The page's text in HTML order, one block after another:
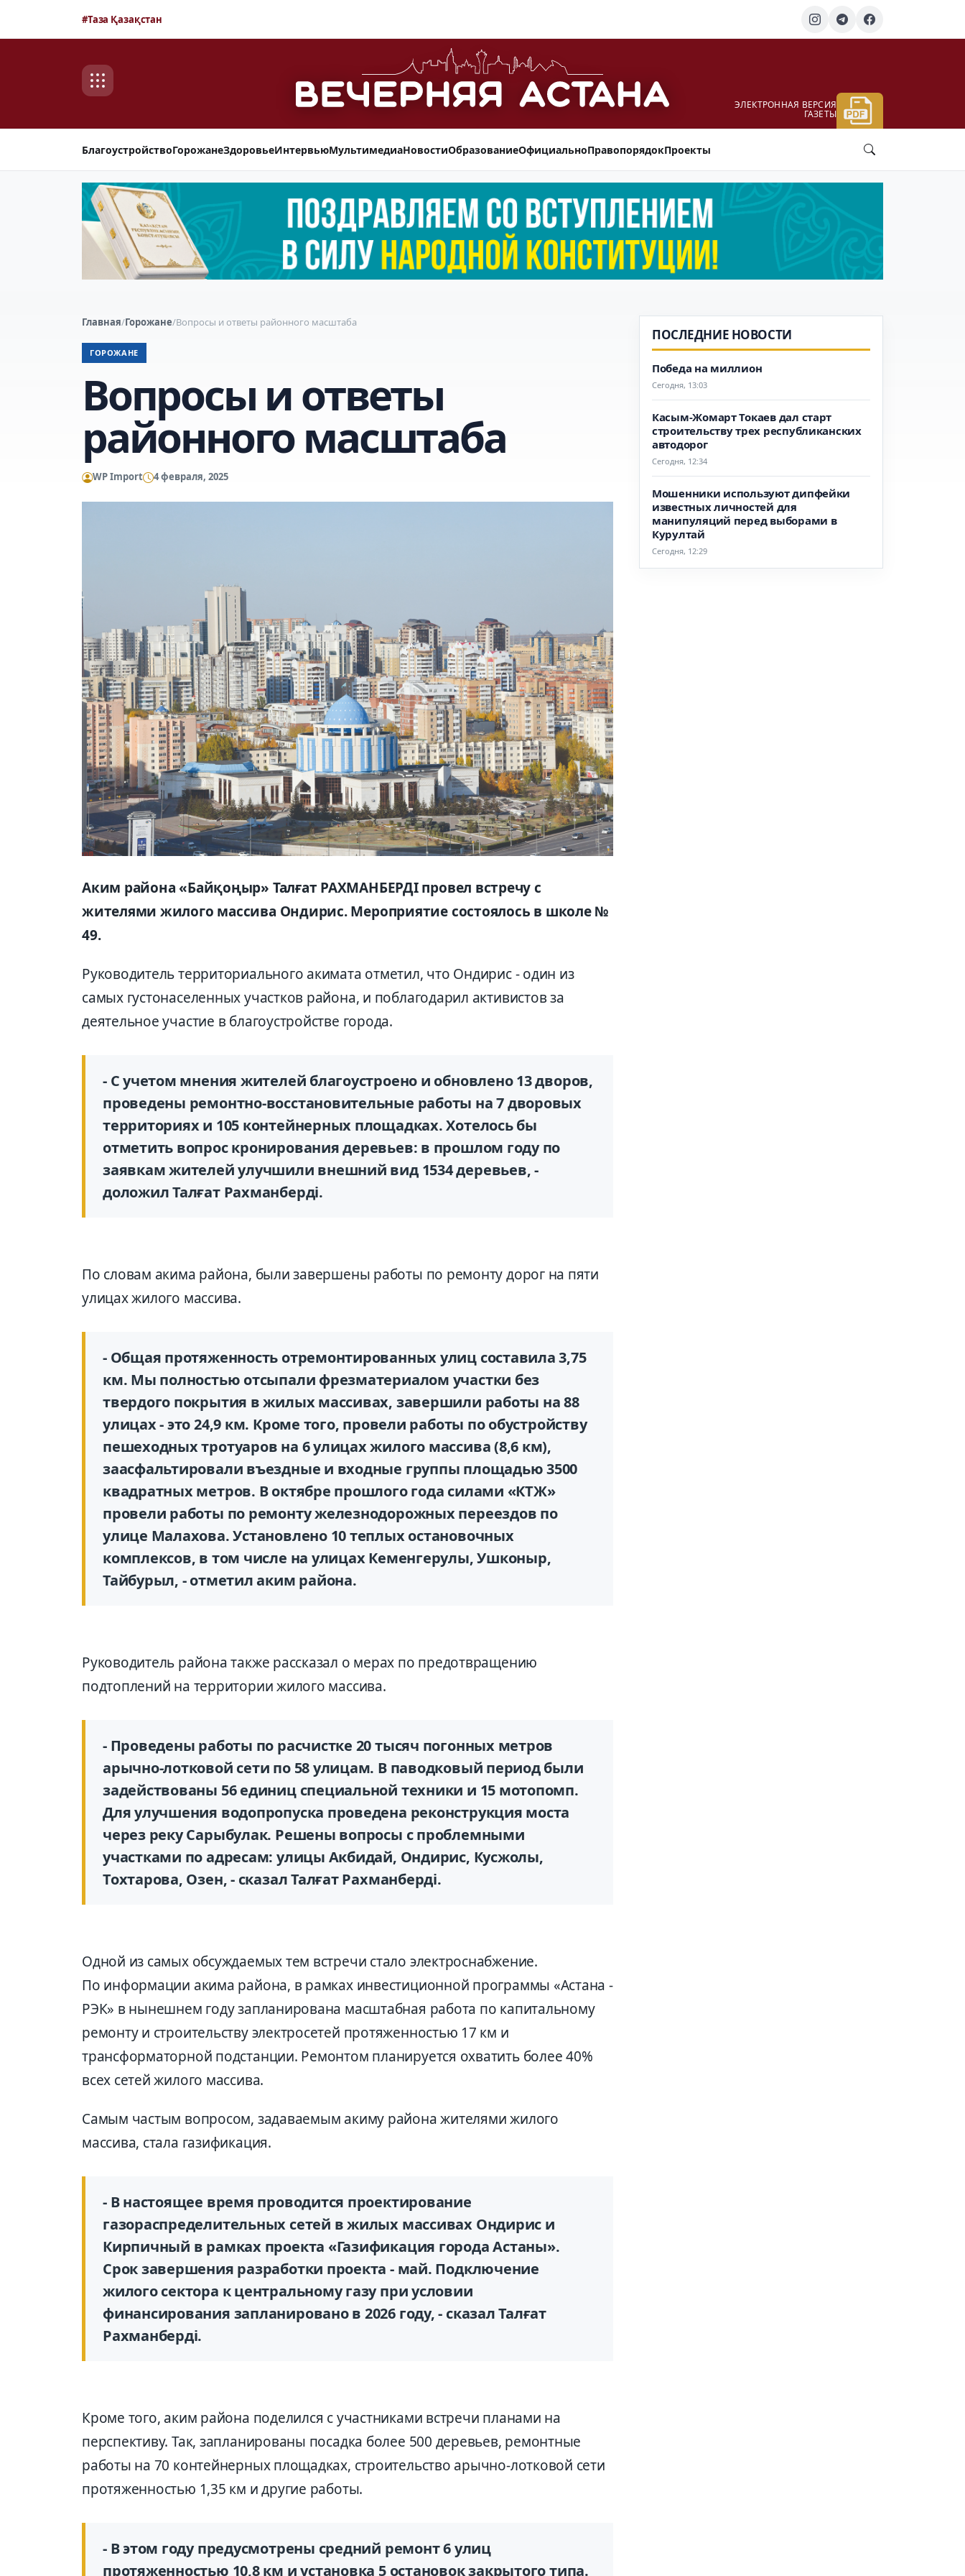
#Таза Қазақстан
ЭЛЕКТРОННАЯ ВЕРСИЯ
ГАЗЕТЫ
БлагоустройствоГорожанеЗдоровьеИнтервьюМультимедиаНовостиОбразованиеОфициальноПравопорядокПроекты
Главная/Горожане/Вопросы и ответы районного масштаба
ГОРОЖАНЕ
Вопросы и ответы
районного масштаба
WP Import 4 февраля, 2025
Аким района «Байқоңыр» Талғат РАХМАНБЕРДІ провел встречу с
жителями жилого массива Ондирис. Мероприятие состоялось в школе №
49.
Руководитель территориального акимата отметил, что Ондирис - один из
самых густонаселенных участков района, и поблагодарил активистов за
деятельное участие в благоустройстве города.
- С учетом мнения жителей благоустроено и обновлено 13 дворов,
проведены ремонтно-восстановительные работы на 7 дворовых
территориях и 105 контейнерных площадках. Хотелось бы
отметить вопрос кронирования деревьев: в прошлом году по
заявкам жителей улучшили внешний вид 1534 деревьев, -
доложил Талғат Рахманберді.
По словам акима района, были завершены работы по ремонту дорог на пяти
улицах жилого массива.
- Общая протяженность отремонтированных улиц составила 3,75
км. Мы полностью отсыпали фрезматериалом участки без
твердого покрытия в жилых массивах, завершили работы на 88
улицах - это 24,9 км. Кроме того, провели работы по обустройству
пешеходных тротуаров на 6 улицах жилого массива (8,6 км),
заасфальтировали въездные и входные группы площадью 3500
квадратных метров. В октябре прошлого года силами «КТЖ»
провели работы по ремонту железнодорожных переездов по
улице Малахова. Установлено 10 теплых остановочных
комплексов, в том числе на улицах Кеменгерулы, Ушконыр,
Тайбурыл, - отметил аким района.
Руководитель района также рассказал о мерах по предотвращению
подтоплений на территории жилого массива.
- Проведены работы по расчистке 20 тысяч погонных метров
арычно-лотковой сети по 58 улицам. В паводковый период были
задействованы 56 единиц специальной техники и 15 мотопомп.
Для улучшения водопропуска проведена реконструкция моста
через реку Сарыбулак. Решены вопросы с проблемными
участками по адресам: улицы Акбидай, Ондирис, Кусжолы,
Тохтарова, Озен, - сказал Талғат Рахманберді.
Одной из самых обсуждаемых тем встречи стало электроснабжение.
По информации акима района, в рамках инвестиционной программы «Астана -
РЭК» в нынешнем году запланирована масштабная работа по капитальному
ремонту и строительству электросетей протяженностью 17 км и
трансформаторной подстанции. Ремонтом планируется охватить более 40%
всех сетей жилого массива.
Самым частым вопросом, задаваемым акиму района жителями жилого
массива, стала газификация.
- В настоящее время проводится проектирование
газораспределительных сетей в жилых массивах Ондирис и
Кирпичный в рамках проекта «Газификация города Астаны».
Срок завершения разработки проекта - май. Подключение
жилого сектора к центральному газу при условии
финансирования запланировано в 2026 году, - сказал Талғат
Рахманберді.
Кроме того, аким района поделился с участниками встречи планами на
перспективу. Так, запланированы посадка более 500 деревьев, ремонтные
работы на 70 контейнерных площадках, строительство арычно-лотковой сети
протяженностью 1,35 км и другие работы.
- В этом году предусмотрены средний ремонт 6 улиц
протяженностью 10,8 км и установка 5 остановок закрытого типа.
ПОСЛЕДНИЕ НОВОСТИ
Победа на миллион
Сегодня, 13:03
Касым-Жомарт Токаев дал старт
строительству трех республиканских
автодорог
Сегодня, 12:34
Мошенники используют дипфейки
известных личностей для
манипуляций перед выборами в
Курултай
Сегодня, 12:29